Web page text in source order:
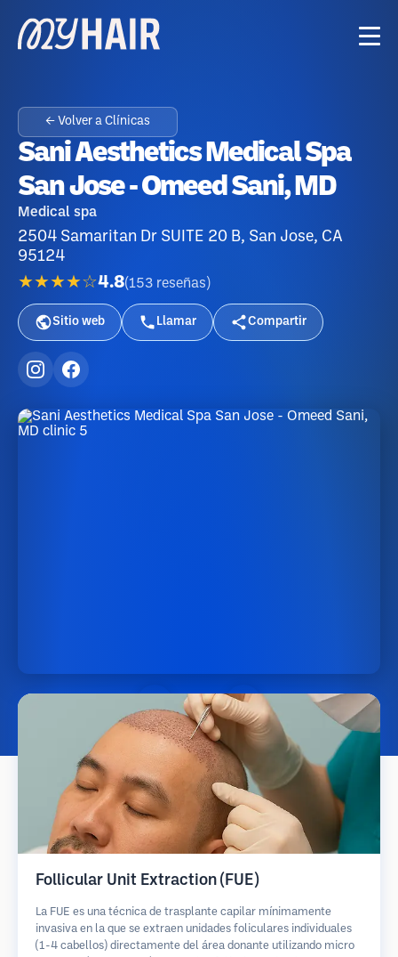
← Volver a Clínicas
Sani Aesthetics Medical Spa
San Jose - Omeed Sani, MD
Medical spa
2504 Samaritan Dr SUITE 20 B, San Jose, CA
95124
★★★★☆4.8(153 reseñas )
Sitio web Llamar Compartir
Follicular Unit Extraction (FUE)
La FUE es una técnica de trasplante capilar mínimamente
invasiva en la que se extraen unidades foliculares individuales
(1-4 cabellos) directamente del área donante utilizando micro